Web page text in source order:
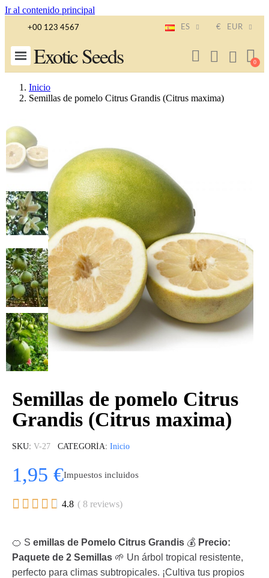
Ir al contenido principal
+00 123 4567 ES € EUR
Exotic Seeds
Inicio
Semillas de pomelo Citrus Grandis (Citrus maxima)
Semillas de pomelo Citrus
Grandis (Citrus maxima)
SKU V-27 CATEGORÍA Inicio
1,95 €Impuestos incluidos
     4.8 ( 8 reviews)
🍊 S emillas de Pomelo Citrus Grandis 💰 Precio:
Paquete de 2 Semillas 🌱 Un árbol tropical resistente,
perfecto para climas subtropicales. ¡Cultiva tus propios